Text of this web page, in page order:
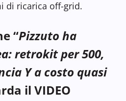
di ricarica off-grid.
“Pizzuto ha
retrokit per 500,
Y a costo quasi
il VIDEO